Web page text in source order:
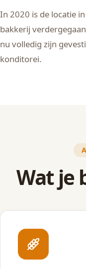
In 2020 is de locatie
bakkerij
nu volledig zijn
konditorei.
Wat je